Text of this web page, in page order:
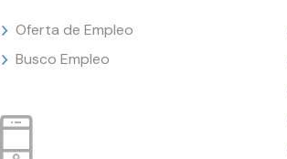
Oferta de Empleo
Busco Empleo